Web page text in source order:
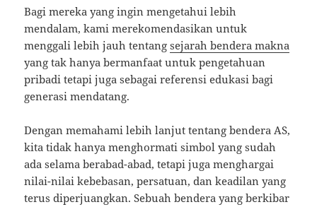
Bagi mereka yang ingin mengetahui lebih
mendalam, kami merekomendasikan untuk
menggali lebih jauh tentangsejarah bendera makna
yang tak hanya bermanfaat untuk pengetahuan
pribadi tetapi juga sebagai referensi edukasi bagi
generasi mendatang.
Dengan memahami lebih lanjut tentang bendera AS,
kita tidak hanya menghormati simbol yang sudah
ada selama berabad-abad, tetapi juga menghargai
nilai-nilai kebebasan, persatuan, dan keadilan yang
terus diperjuangkan. Sebuah bendera yang berkibar